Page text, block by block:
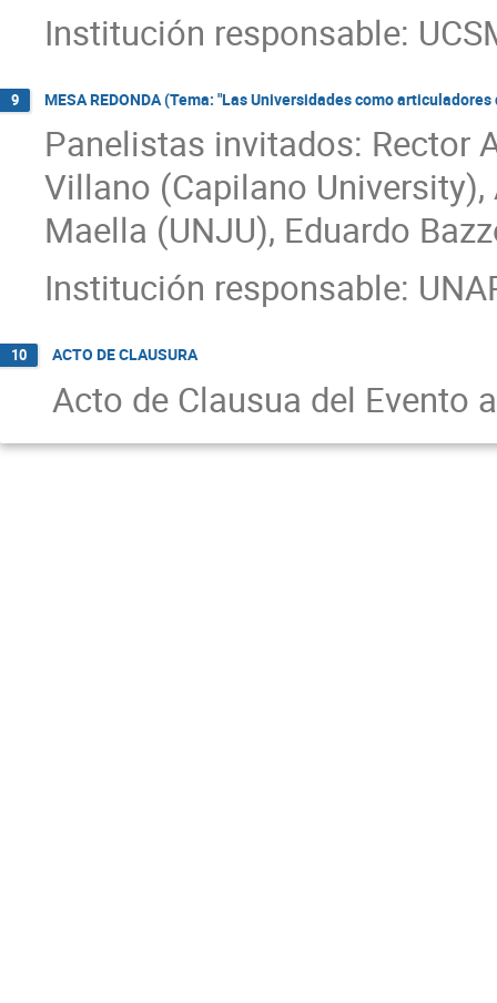
Institución responsable:
9 MESA REDONDA (Tema: "Las Universidades como
Panelistas invitados: Rector
Villano (Capilano University),
Maella (UNJU), Eduardo
Institución responsable:
10 ACTO DE CLAUSURA
Acto de Clausua del Evento